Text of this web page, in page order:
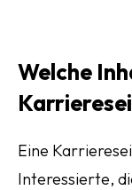
Welche
Eine
Interessierte,